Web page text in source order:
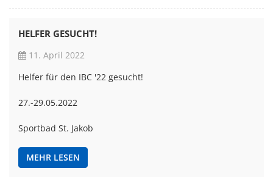
HELFER GESUCHT!
11. April 2022
Helfer für den IBC '22 gesucht!
27.-29.05.2022
Sportbad St. Jakob
MEHR LESEN